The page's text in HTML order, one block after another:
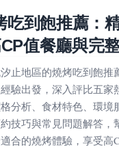
吃到飽推薦：
值餐廳與完
止地區的燒烤吃到飽推
驗出發，深入評比五家
分析、食材特色、環境
技巧與常見問題解答，
合的燒烤體驗，享受高